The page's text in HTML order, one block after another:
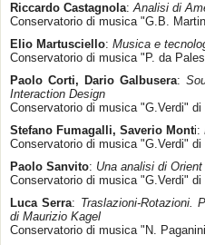
Riccardo Castagnola:Analisi di
Conservatorio di musica "G.B.
Elio Martusciello: Musica e
Conservatorio di musica "P. da
Paolo Corti, Dario Galbusera:
Interaction Design
Conservatorio di musica "G.Verdi" di
Stefano Fumagalli, Saverio Monti:
Conservatorio di musica "G.Verdi" di
Paolo Sanvito: Una analisi di
Conservatorio di musica "G.Verdi" di
Luca Serra: Traslazioni-Rotazioni.
di Maurizio Kagel
Conservatorio di musica "N.